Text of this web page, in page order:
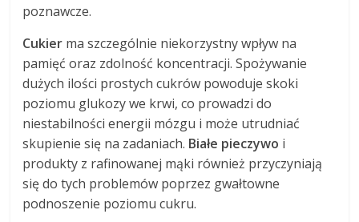
poznawcze.
Cukier ma szczególnie niekorzystny wpływ na
pamięć oraz zdolność koncentracji. Spożywanie
dużych ilości prostych cukrów powoduje skoki
poziomu glukozy we krwi, co prowadzi do
niestabilności energii mózgu i może utrudniać
skupienie się na zadaniach. Białe pieczywo i
produkty z rafinowanej mąki również przyczyniają
się do tych problemów poprzez gwałtowne
podnoszenie poziomu cukru.